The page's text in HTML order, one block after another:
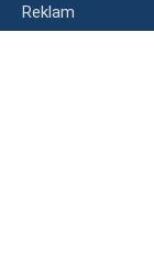
Reklam